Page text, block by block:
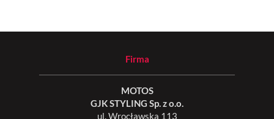
Firma
MOTOS
GJK STYLING Sp. z o.o.
ul. Wrocławska 113